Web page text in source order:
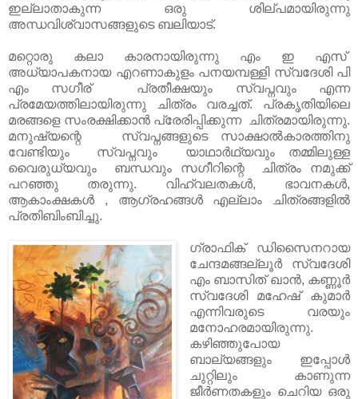
ഇല്ലാതാകുന്ന ഒരു ശില്പമായിരുന്നു
അന്ധവിശ്വാസങ്ങളുടെ ബലിയാട്.
മറ്റൊരു കലാ കാരനായിരുന്നു എം ഇ എസ്
അധ്യാപകനായ എറണാകുളം പനയമ്പള്ളി സ്വദേശി പി
എം സഗീര് പ്രതീക്ഷയും സ്വപ്നവും എന്ന
പ്രമേയത്തിലായിരുന്നു ചിത്രം വരച്ചത്. പ്രകൃതിയിലെ
മരങ്ങളെ സംരക്ഷിക്കാൻ പ്രേരിപ്പിക്കുന്ന ചിത്രമായിരുന്നു.
മനുഷ്യന്റെ സ്വപ്നങ്ങളുടെ സാക്ഷാൽകാരത്തിനു
വേണ്ടിയും സ്വപ്നവും യാഥാര്‍ഥ്യവും തമ്മിലുള്ള
വൈരുധ്യവും ബന്ധവും സഗീറിന്റെ ചിത്രം നമുക്ക്
പറഞ്ഞു തരുന്നു. വിഹ്വലതകള്‍, ഭാവനകള്‍,
ആകാംക്ഷകൾ , ആഗ്രഹങ്ങള്‍ എല്ലാം ചിത്രങ്ങളില്‍
പ്രതിബിംബിച്ചു.
ഗ്രാഫിക് ഡിസൈനറായ
ചേന്ദമങ്ങല്ലൂർ സ്വദേശി
എം ബാസിത് ഖാൻ, കണ്ണൂർ
സ്വദേശി മഹേഷ്‌ കുമാർ
എന്നിവരുടെ വരയും
മനോഹരമായിരുന്നു.
കഴിഞ്ഞുപോയ
ബാല്യങ്ങളും ഇപ്പോൾ
ചുറ്റിലും കാണുന്ന
ജീർണതകളും ചെറിയ ഒരു